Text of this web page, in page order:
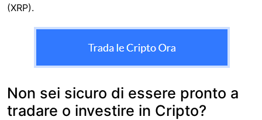
(XRP).
Non sei sicuro di essere pronto a
tradare o investire in Cripto?